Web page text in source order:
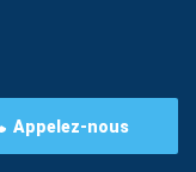
Appelez-nous